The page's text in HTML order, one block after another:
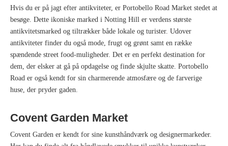
Hvis du er på jagt efter antikviteter, er Portobello Road Market stedet at
besøge. Dette ikoniske marked i Notting Hill er verdens største
antikvitetsmarked og tiltrækker både lokale og turister. Udover
antikviteter finder du også mode, frugt og grønt samt en række
spændende street food-muligheder. Det er en perfekt destination for
dem, der elsker at gå på opdagelse og finde skjulte skatte. Portobello
Road er også kendt for sin charmerende atmosfære og de farverige
huse, der pryder gaden.
Covent Garden Market
Covent Garden er kendt for sine kunsthåndværk og designermarkeder.